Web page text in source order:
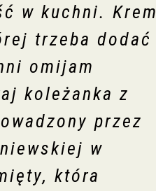
w kuchni. Krem
trzeba dodać
omijam
koleżanka z
przez
w
która